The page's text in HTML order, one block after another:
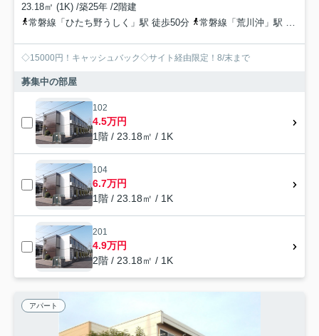
23.18㎡ (1K) /築25年 /2階建
常磐線「ひたち野うしく」駅 徒歩50分
常磐線「荒川沖」駅 徒歩63分
◇15000円！キャッシュバック◇サイト経由限定！8/末まで
募集中の部屋
102
4.5万円
1階 / 23.18㎡ / 1K
104
6.7万円
1階 / 23.18㎡ / 1K
201
4.9万円
2階 / 23.18㎡ / 1K
アパート